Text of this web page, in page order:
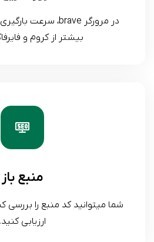
بیشتر از کروم و
منبع باز
شما میتوانید کد منبع را بررسی
ارزیابی کنید.